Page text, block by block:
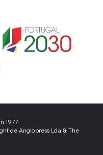
1977
de Anglopress Lda & The